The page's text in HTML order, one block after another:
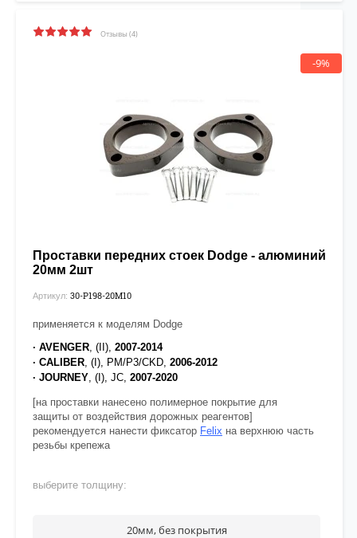
Отзывы (4)
-9%
Проставки передних стоек Dodge - алюминий
20мм 2шт
Артикул: 30-P198-20М10
применяется к моделям Dodge
· AVENGER , (II), 2007-2014
· CALIBER , (I), PM/P3/CKD, 2006-2012
· JOURNEY , (I), JC, 2007-2020
[на проставки нанесено полимерное покрытие для
защиты от воздействия дорожных реагентов]
рекомендуется нанести фиксатор Felix на верхнюю часть
резьбы крепежа
выберите толщину:
20мм, без покрытия